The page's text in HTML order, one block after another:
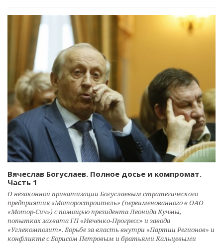
Вячеслав Богуслаев. Полное досье и компромат.
Часть 1
О незаконной приватизации Богуслаевым стратегического
предприятия «Моторостроитель» (переименованного в ОАО
«Мотор-Сич») с помощью президента Леонида Кучмы,
попытках захвата ГП «Ивченко-Прогресс» и завода
«Углекомпозит». Борьбе за власть внутри «Партии Регионов» и
конфликте с Борисом Петровым и братьями Кальцевыми